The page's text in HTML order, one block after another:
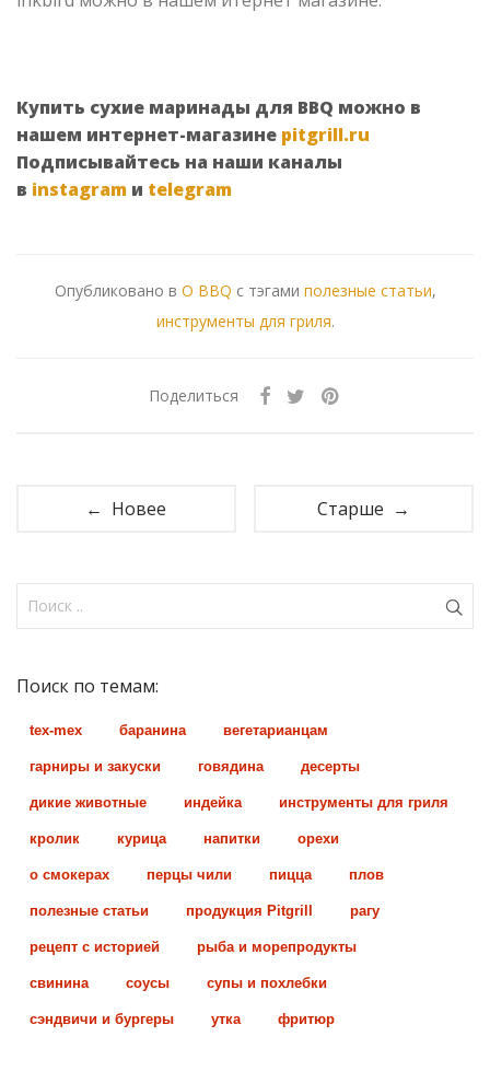
Купить сухие маринады для BBQ можно в
нашем интернет-магазине pitgrill.ru
Подписывайтесь на наши каналы
в instagram и telegram
Опубликовано в О BBQ с тэгами полезные статьи,
инструменты для гриля.
Поделиться
← Новее Старше →
Поиск по темам:
tex-mex баранина вегетарианцам
гарниры и закуски говядина десерты
дикие животные индейка инструменты для гриля
кролик курица напитки орехи
о смокерах перцы чили пицца плов
полезные статьи продукция Pitgrill рагу
рецепт с историей рыба и морепродукты
свинина соусы супы и похлебки
сэндвичи и бургеры утка фритюр